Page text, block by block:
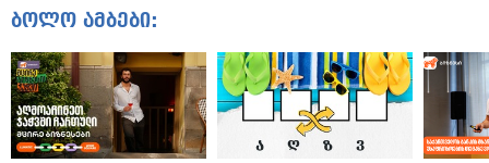
ბოლო ამბები: